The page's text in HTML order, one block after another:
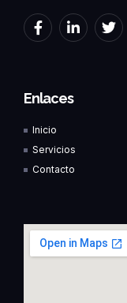
F
a
o
o
-
f
L
i
i
i
T
w
Enlaces
Inicio
Servicios
Contacto